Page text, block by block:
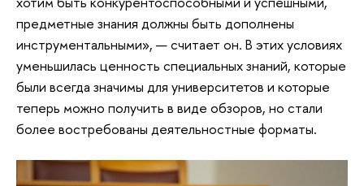
предметные знания должны быть дополнены
инструментальными», — считает он. В этих условиях
уменьшилась ценность специальных знаний, которые
были всегда значимы для университетов и которые
теперь можно получить в виде обзоров, но стали
более востребованы деятельностные форматы.